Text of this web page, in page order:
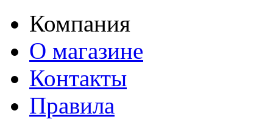
Компания
О магазине
Контакты
Правила